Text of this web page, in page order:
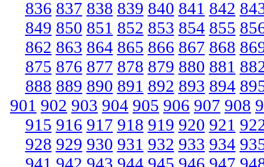
836 837 838 839 840 841 842
849 850 851 852 853 854 855
862 863 864 865 866 867 868
875 876 877 878 879 880 881
888 889 890 891 892 893 894
901 902 903 904 905 906 907 908
915 916 917 918 919 920 921
928 929 930 931 932 933 934